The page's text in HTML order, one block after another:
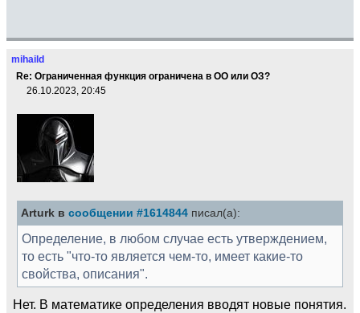
mihaild
Re: Ограниченная функция ограничена в ОО или ОЗ?
26.10.2023, 20:45
Arturk в сообщении #1614844 писал(а):
Определение, в любом случае есть утверждением,
то есть "что-то является чем-то, имеет какие-то
свойства, описания".
Нет. В математике определения вводят новые понятия.